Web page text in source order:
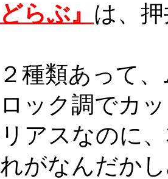
らぶ』 は、
種類あって
ック調でカ
アスなのに
がなんだか